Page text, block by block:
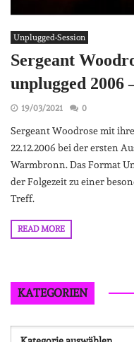
Unplugged-Session
Sergeant
unplugged
19/03/2021 0
Sergeant Woodrose mit
22.12.2006 bei der ersten
Warmbronn. Das Format
der Folgezeit zu einer
Treff.
READ MORE
KATEGORIEN
Kategorien